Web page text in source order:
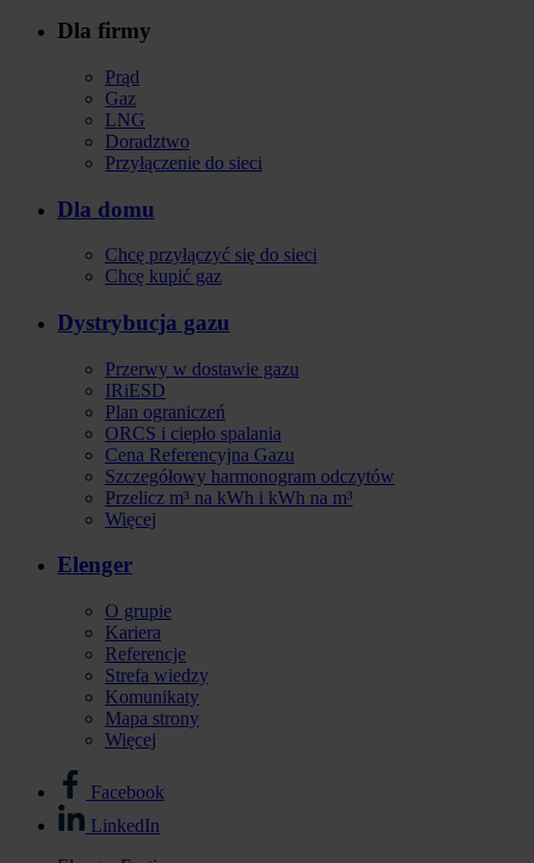
Dla firmy
Prąd
Gaz
LNG
Doradztwo
Przyłączenie do sieci
Dla domu
Chcę przyłączyć się do sieci
Chcę kupić gaz
Dystrybucja gazu
Przerwy w dostawie gazu
IRiESD
Plan ograniczeń
ORCS i ciepło spalania
Cena Referencyjna Gazu
Szczegółowy harmonogram odczytów
Przelicz m³ na kWh i kWh na m³
Więcej
Elenger
O grupie
Kariera
Referencje
Strefa wiedzy
Komunikaty
Mapa strony
Więcej
Stopka
Facebook
LinkedIn